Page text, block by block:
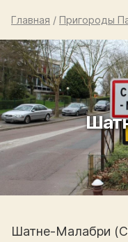
Главная / Пригороды
Шатне-Малабри